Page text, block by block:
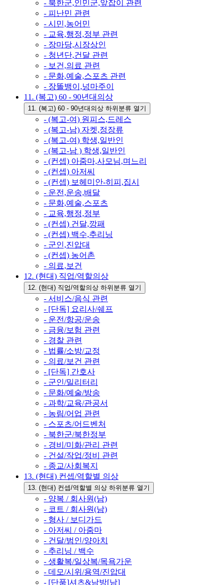
- 북한군,인민군,앞잡이 관련
- 피난민 관련
- 시민,농어민
- 교육,행정,정부 관련
- 장마당,시장상인
- 청년단,건달 관련
- 보건,의료 관련
- 문화,예술,스포츠 관련
- 장똘뱅이,넝마주이
11. (복고) 60 - 90년대의상
11. (복고) 60 - 90년대의상 하위분류 열기
- (복고-여) 원피스,드레스
- (복고-남) 자켓,정장류
- (복고-여) 학생,일반인
- (복고-남 ) 학생,일반인
- (컨셉) 아줌마,사모님,며느리
- (컨셉) 아저씨
- (컨셉) 보헤미안-히피,집시
- 운전,운송,배달
- 문화,예술,스포츠
- 교육,행정,정부
- (컨셉) 건달,깡패
- (컨셉) 백수,추리닝
- 군인,진압대
- (컨셉) 농어촌
- 의료,보건
12. (현대) 직업/역할의상
12. (현대) 직업/역할의상 하위분류 열기
- 서비스/음식 관련
- [단독] 요리사/쉐프
- 운전/항공/운송
- 금융/보험 관련
- 경찰 관련
- 법률/소방/교정
- 의료/보건 관련
- [단독] 간호사
- 군인/밀리터리
- 문화/예술/방송
- 과학/교육/관공서
- 농림/어업 관련
- 스포츠/어드벤처
- 북한군/북한정부
- 경비/미화/관리 관련
- 건설/작업/정비 관련
- 종교/사회복지
13. (현대) 컨셉/역할별 의상
13. (현대) 컨셉/역할별 의상 하위분류 열기
- 양복 / 회사원(남)
- 코트 / 회사원(남)
- 형사 / 보디가드
- 아저씨 / 아줌마
- 건달/범인/양아치
- 추리닝 / 백수
- 생활복/일상복/목욕가운
- 데모/시위/용역/진압대
- [단품]셔츠&남방[남]